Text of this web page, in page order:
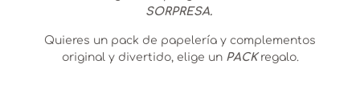
SORPRESA.
Quieres un pack de papelería y complementos
original y divertido, elige un PACK regalo.